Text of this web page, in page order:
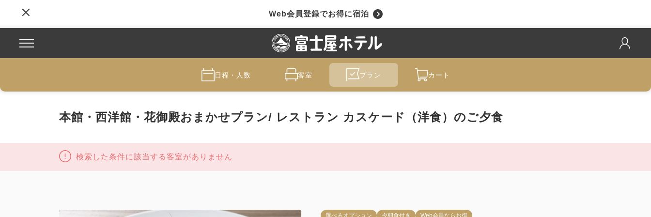
Web会員登録でお得に宿泊
日程・人数 客室 プラン カート
本館・西洋館・花御殿おまかせプラン/ レストラン カスケード（洋食）のご夕食
検索した条件に該当する客室がありません
選べるオプション 夕朝食付き Web会員ならお得